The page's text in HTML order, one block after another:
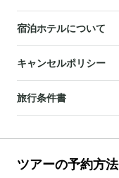
宿泊ホテルについて
キャンセルポリシー
旅行条件書
ツアーの予約方法